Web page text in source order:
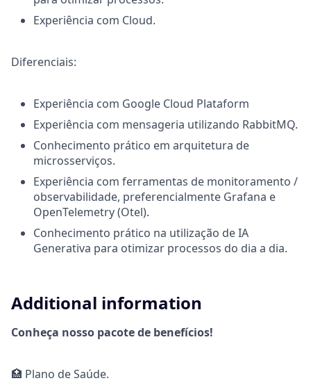
Experiência com Cloud.
Diferenciais:
Experiência com Google Cloud Plataform
Experiência com mensageria utilizando RabbitMQ.
Conhecimento prático em arquitetura de
microsserviços.
Experiência com ferramentas de monitoramento /
observabilidade, preferencialmente Grafana e
OpenTelemetry (Otel).
Conhecimento prático na utilização de IA
Generativa para otimizar processos do dia a dia.
Additional information
Conheça nosso pacote de benefícios!
🏥 Plano de Saúde.